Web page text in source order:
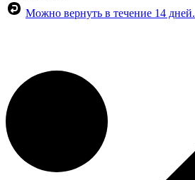
Можно вернуть в течение 14 дней.